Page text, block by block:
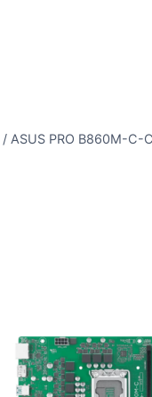
/ ASUS PRO B860M-C-